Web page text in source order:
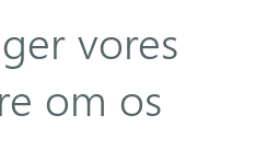
vores
om os